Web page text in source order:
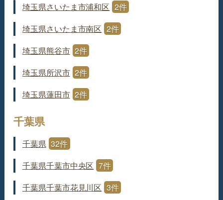
埼玉県さいたま市浦和区 2件
埼玉県さいたま市南区 2件
埼玉県熊谷市 2件
埼玉県所沢市 2件
埼玉県蓮田市 2件
千葉県
千葉県 32件
千葉県千葉市中央区 7件
千葉県千葉市花見川区 3件